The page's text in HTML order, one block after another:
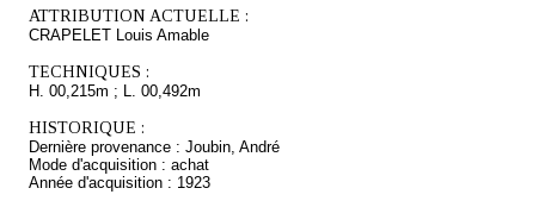
ATTRIBUTION ACTUELLE :
CRAPELET Louis Amable
TECHNIQUES :
H. 00,215m ; L. 00,492m
HISTORIQUE :
Dernière provenance : Joubin, André
Mode d'acquisition : achat
Année d'acquisition : 1923